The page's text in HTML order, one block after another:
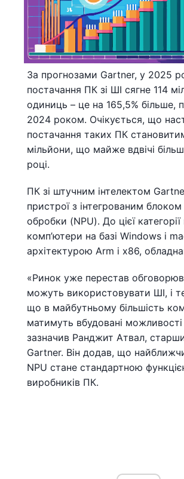
За прогнозами Gartner, у 2025
постачання ПК зі ШІ сягне 114
одиниць – це на 165,5% більше,
2024 роком. Очікується, що
постачання таких ПК
мільйони, що майже вдвічі
році.
ПК зі штучним інтелектом
пристрої з інтегрованим
обробки (NPU). До цієї
комп’ютери на базі Windows і
архітектурою Arm і x86,
«Ринок уже перестав
можуть використовувати ШІ, і
що в майбутньому більшість
матимуть вбудовані
зазначив Ранджит Атвал,
Gartner. Він додав, що
NPU стане стандартною
виробників ПК.